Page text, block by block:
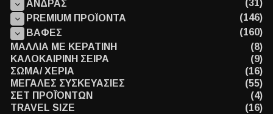
ΑΝΔΡΑΣ
(31)
PREMIUM ΠΡΟΪΟΝΤΑ
(146)
ΒΑΦΕΣ
(160)
ΜΑΛΛΙΑ ΜΕ ΚΕΡΑΤΙΝΗ
(8)
ΚΑΛΟΚΑΙΡΙΝΗ ΣΕΙΡΑ
(9)
ΣΩΜΑ/ ΧΕΡΙΑ
(16)
ΜΕΓΑΛΕΣ ΣΥΣΚΕΥΑΣΙΕΣ
(55)
ΣΕΤ ΠΡΟΪΌΝΤΩΝ
(4)
TRAVEL SIZE
(16)